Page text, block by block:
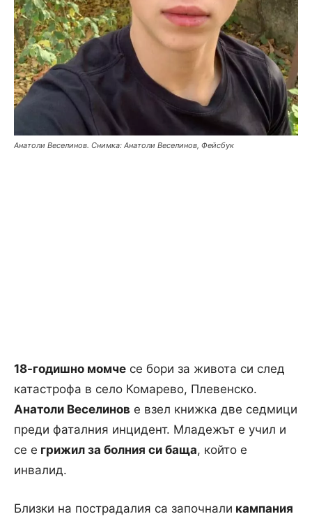
Анатоли Веселинов. Снимка: Анатоли Веселинов, Фейсбук
18-годишно момче се бори за живота си след
катастрофа в село Комарево, Плевенско.
Анатоли Веселинов е взел книжка две седмици
преди фаталния инцидент. Младежът е учил и
се е грижил за болния си баща, който е
инвалид.
Близки на пострадалия са започнали кампания